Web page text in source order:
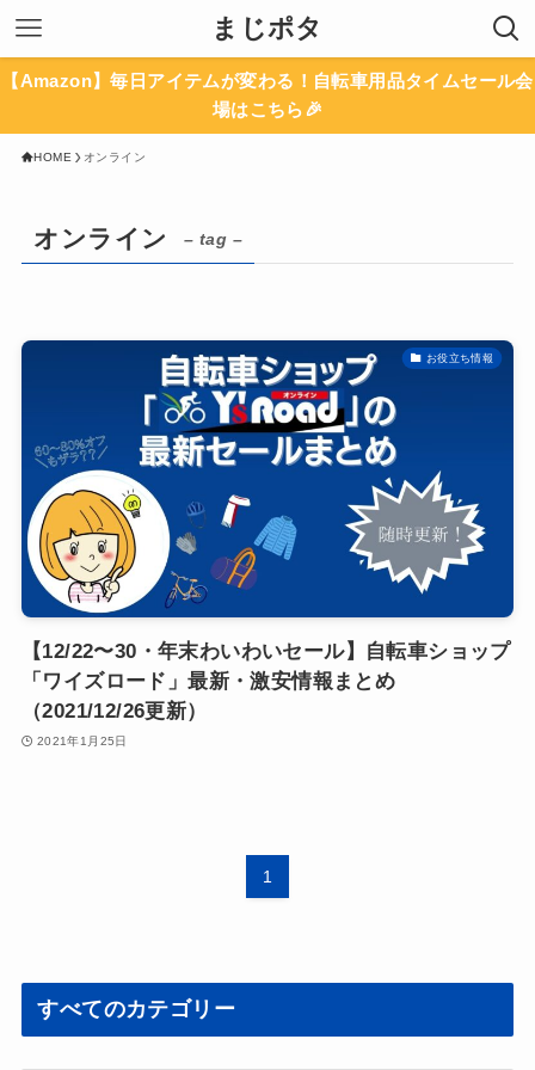
まじポタ
【Amazon】毎日アイテムが変わる！自転車用品タイムセール会
場はこちら🎉
HOME オンライン
オンライン – tag –
お役立ち情報
【12/22〜30・年末わいわいセール】自転車ショップ
「ワイズロード」最新・激安情報まとめ
（2021/12/26更新）
2021年1月25日
1
すべてのカテゴリー